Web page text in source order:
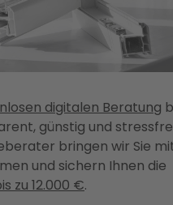
digitalen Beratung
günstig und
bringen wir Sie
und sichern Ihnen die
zu 12.000 €.